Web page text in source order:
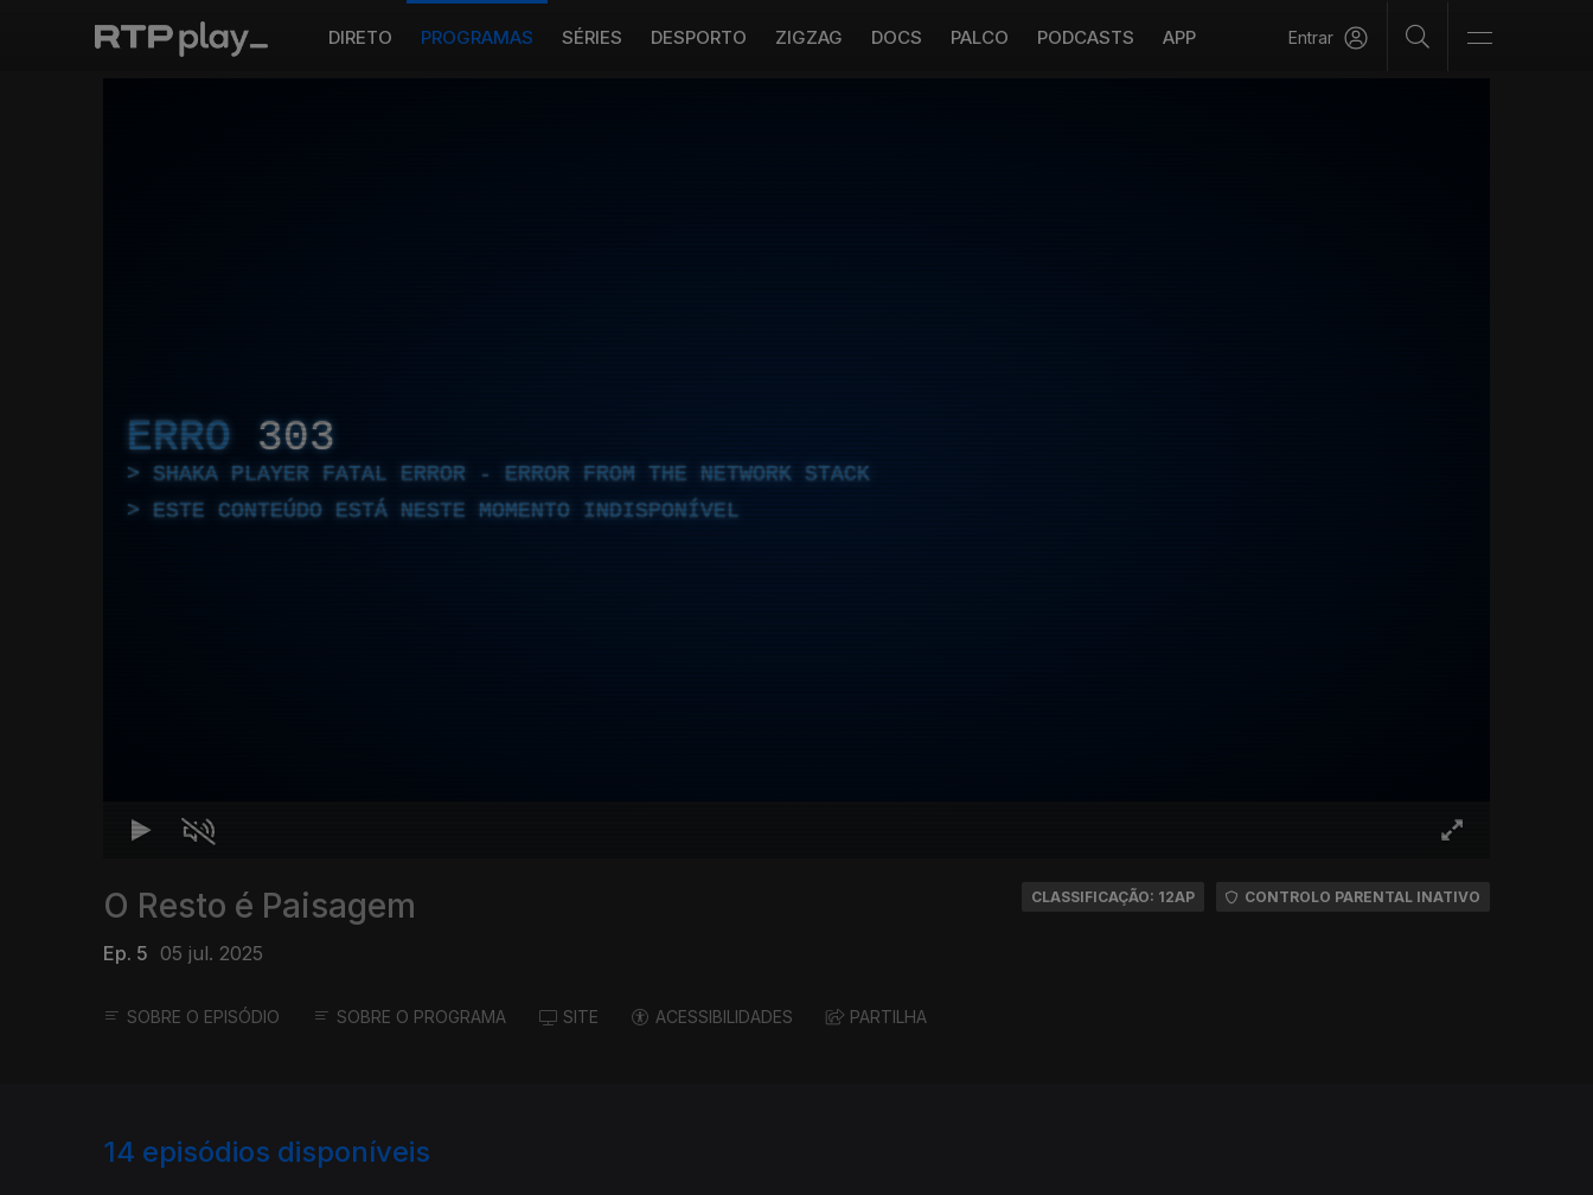
DIRETO PROGRAMAS SÉRIES DESPORTO ZIGZAG DOCS PALCO PODCASTS APP Entrar
ERRO 303
SHAKA PLAYER FATAL ERROR - ERROR FROM THE NETWORK STACK
ESTE CONTEÚDO ESTÁ NESTE MOMENTO INDISPONÍVEL
O Resto é Paisagem
Ep. 5 05 jul. 2025
CLASSIFICAÇÃO: 12AP CONTROLO PARENTAL INATIVO
SOBRE O EPISÓDIO SOBRE O PROGRAMA SITE ACESSIBILIDADES PARTILHA
14 episódios disponíveis